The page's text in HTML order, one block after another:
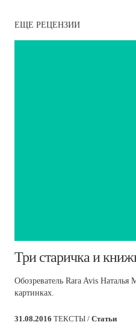
ЕЩЕ РЕЦЕНЗИИ
​Три старичка и
Обозреватель Rara Avis
картинках.
31.08.2016 ТЕКСТЫ / Статьи